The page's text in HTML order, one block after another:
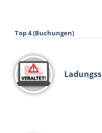
Top 4 (Buchungen)